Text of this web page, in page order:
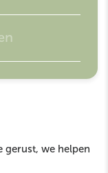
gerust, we helpen